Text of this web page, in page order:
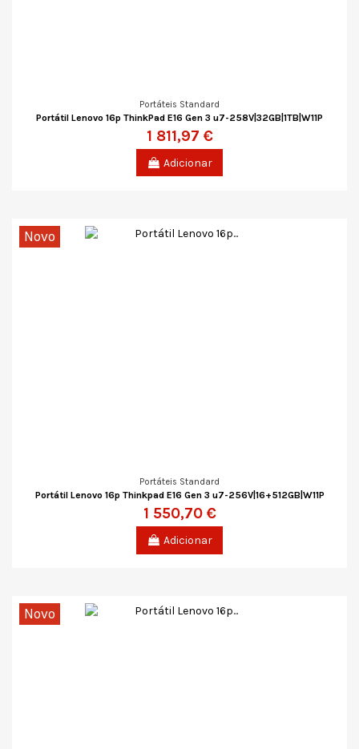
Portáteis Standard
Portátil Lenovo 16p ThinkPad E16 Gen 3 u7-258V|32GB|1TB|W11P
1 811,97 €
Adicionar
Novo
Portáteis Standard
Portátil Lenovo 16p Thinkpad E16 Gen 3 u7-256V|16+512GB|W11P
1 550,70 €
Adicionar
Novo